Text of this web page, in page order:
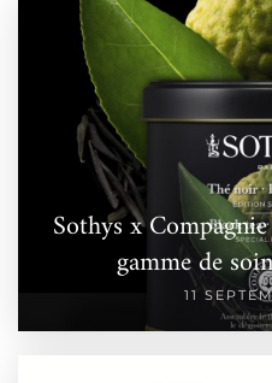
Sothys x
gamme de
11